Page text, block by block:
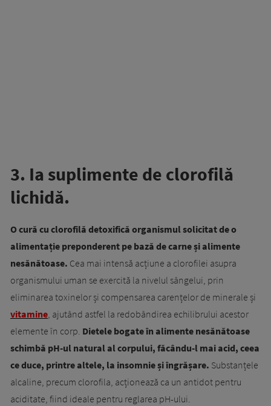
3. Ia suplimente de clorofilă
lichidă.
O cură cu clorofilă detoxifică organismul solicitat de o
alimentație preponderent pe bază de carne și alimente
nesănătoase. Cea mai intensă acțiune a clorofilei asupra
organismului uman se exercită la nivelul sângelui, prin
eliminarea toxinelor și compensarea carențelor de minerale și
vitamine, ajutând astfel la redobândirea echilibrului acestor
elemente în corp. Dietele bogate în alimente nesănătoase
schimbă pH-ul natural al corpului, făcându-l mai acid, ceea
ce duce, printre altele, la insomnie și îngrășare. Substanțele
alcaline, precum clorofila, acționează ca un antidot pentru
aciditate, fiind ideale pentru reglarea pH-ului.